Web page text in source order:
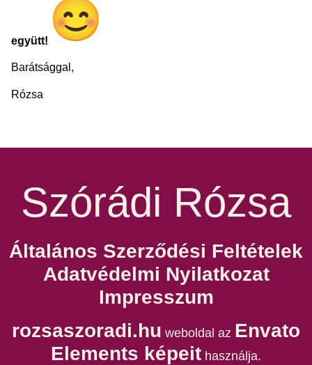
együtt!
Barátsággal,
Rózsa
Szórádi Rózsa
Általános Szerződési Feltételek
Adatvédelmi Nyilatkozat
Impresszum
rozsaszoradi.hu weboldal az Envato
Elements képeit használja.